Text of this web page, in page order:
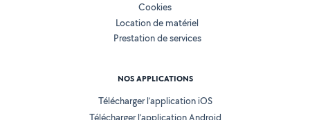
Cookies
Location de matériel
Prestation de services
NOS APPLICATIONS
Télécharger l’application iOS
Télécharger l’application Android